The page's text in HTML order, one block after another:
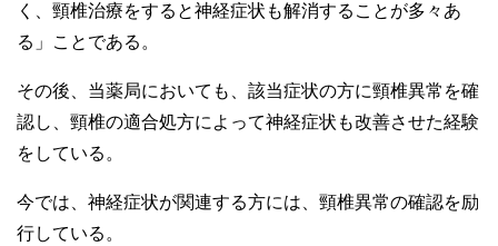
く、頸椎治療をすると神経症状も解消することが多々あ
る」ことである。
その後、当薬局においても、該当症状の方に頸椎異常を確
認し、頸椎の適合処方によって神経症状も改善させた経験
をしている。
今では、神経症状が関連する方には、頸椎異常の確認を励
行している。